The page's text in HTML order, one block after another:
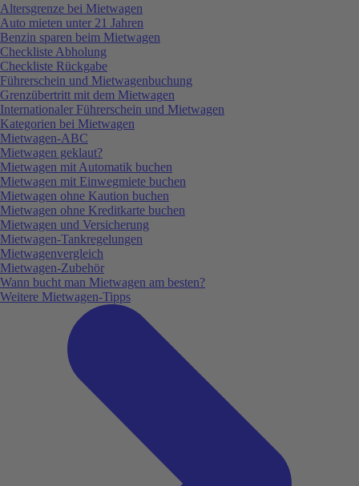
Altersgrenze bei Mietwagen
Auto mieten unter 21 Jahren
Benzin sparen beim Mietwagen
Checkliste Abholung
Checkliste Rückgabe
Führerschein und Mietwagenbuchung
Grenzübertritt mit dem Mietwagen
Internationaler Führerschein und Mietwagen
Kategorien bei Mietwagen
Mietwagen-ABC
Mietwagen geklaut?
Mietwagen mit Automatik buchen
Mietwagen mit Einwegmiete buchen
Mietwagen ohne Kaution buchen
Mietwagen ohne Kreditkarte buchen
Mietwagen und Versicherung
Mietwagen-Tankregelungen
Mietwagenvergleich
Mietwagen-Zubehör
Wann bucht man Mietwagen am besten?
Weitere Mietwagen-Tipps